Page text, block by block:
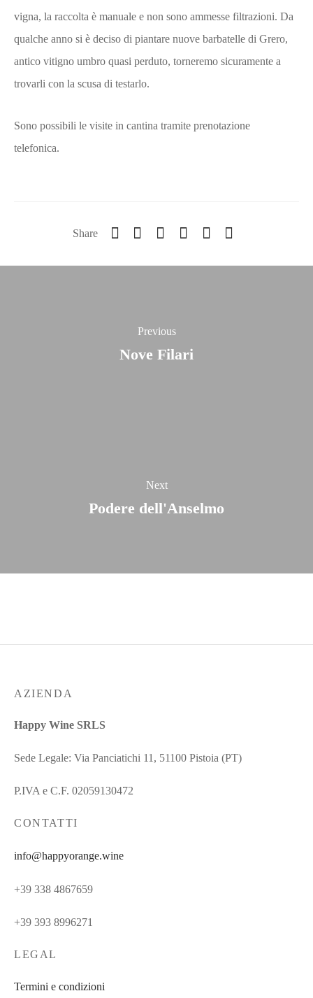
vigna, la raccolta è manuale e non sono ammesse filtrazioni. Da
qualche anno si è deciso di piantare nuove barbatelle di Grero,
antico vitigno umbro quasi perduto, torneremo sicuramente a
trovarli con la scusa di testarlo.
Sono possibili le visite in cantina tramite prenotazione
telefonica.
Share
Previous
Nove Filari
Next
Podere dell'Anselmo
AZIENDA
Happy Wine SRLS
Sede Legale: Via Panciatichi 11, 51100 Pistoia (PT)
P.IVA e C.F. 02059130472
CONTATTI
info@happyorange.wine
+39 338 4867659
+39 393 8996271
LEGAL
Termini e condizioni